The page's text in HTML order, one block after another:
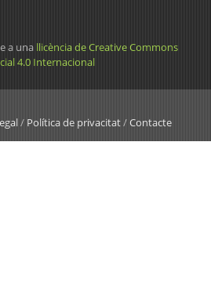
a una llicència de Creative Commons
4.0 Internacional
/ Política de privacitat/Contacte